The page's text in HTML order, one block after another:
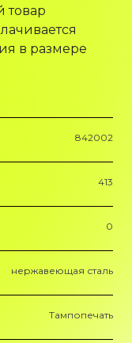
товар
в размере
842002
413
0
нержавеющая сталь
Тампопечать